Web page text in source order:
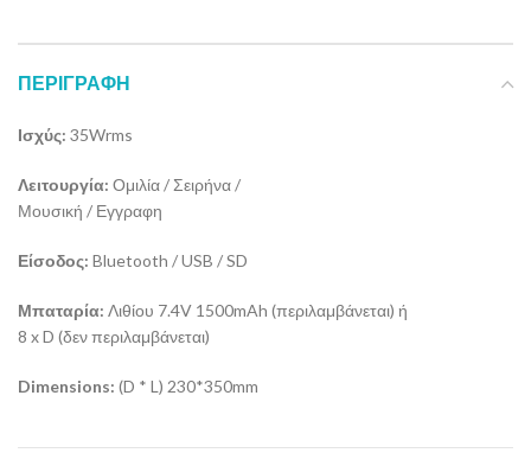
ΠΕΡΙΓΡΑΦΉ
Ισχύς: 35Wrms
Λειτουργία: Ομιλία / Σειρήνα /
Μουσική / Εγγραφη
Είσοδος: Bluetooth / USB / SD
Μπαταρία: Λιθίου 7.4V 1500mAh (περιλαμβάνεται) ή
8 x D (δεν περιλαμβάνεται)
Dimensions: (D * L) 230*350mm